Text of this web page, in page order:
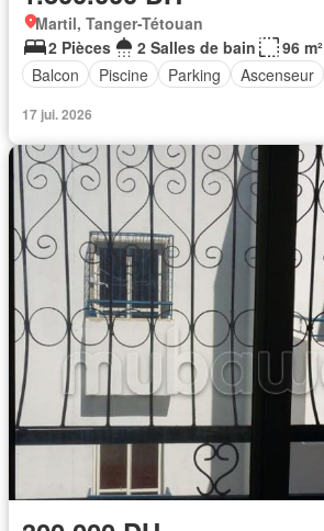
Martil, Tanger-Tétouan
2 Pièces
2 Salles de bain
96 m²
Balcon
Piscine Parking Ascenseur
17 jui. 2026